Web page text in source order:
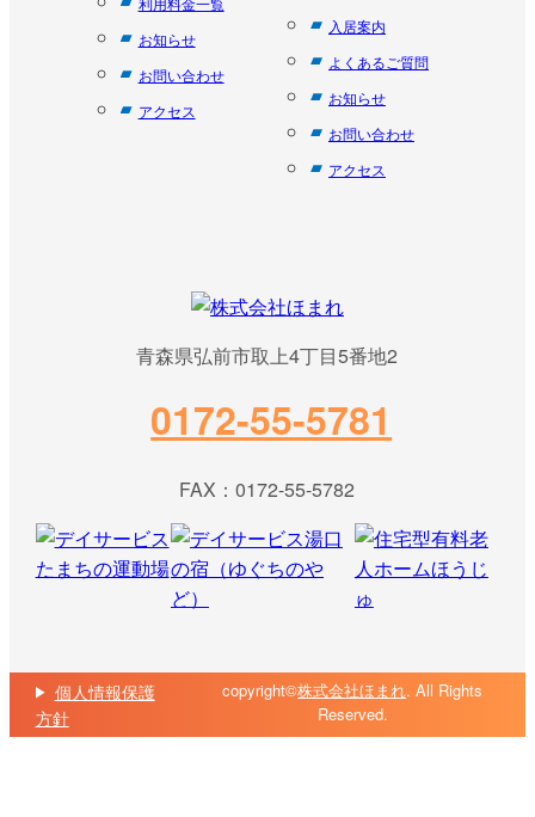
お知らせ
お問い合わせ
アクセス
入居案内
よくあるご質問
お知らせ
お問い合わせ
アクセス
青森県弘前市取上4丁目5番地2
0172-55-5781
FAX：0172-55-5782
個人情報保護
方針
copyright©株式会社ほまれ. All Rights
Reserved.